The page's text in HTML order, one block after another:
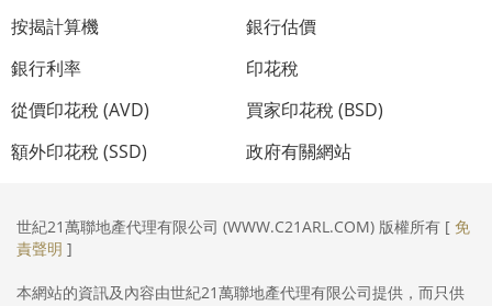
按揭計算機
銀行估價
銀行利率
印花稅
從價印花稅 (AVD)
買家印花稅 (BSD)
額外印花稅 (SSD)
政府有關網站
世紀21萬聯地產代理有限公司 (WWW.C21ARL.COM) 版權所有 [ 免
責聲明 ]
本網站的資訊及內容由世紀21萬聯地產代理有限公司提供，而只供